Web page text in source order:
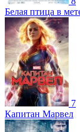
Белая птица в
7
Капитан Марвел